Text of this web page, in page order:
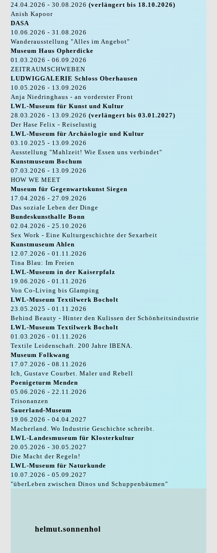
24.04.2026 - 30.08.2026(verlängert bis 18.10.2026)
Anish Kapoor
DASA
10.06.2026 - 31.08.2026
Wanderausstellung "Alles im Angebot"
Museum Haus Opherdicke
01.03.2026 - 06.09.2026
ZEITRAUMSCHWEBEN
LUDWIGGALERIE Schloss Oberhausen
10.05.2026 - 13.09.2026
Anja Niedringhaus - an vorderster Front
LWL-Museum für Kunst und Kultur
28.03.2026 - 13.09.2026(verlängert bis 03.01.2027)
Der Hase Felix - Reiselustig
LWL-Museum für Archäologie und Kultur
03.10.2025 - 13.09.2026
Ausstellung "Mahlzeit! Wie Essen uns verbindet"
Kunstmuseum Bochum
07.03.2026 - 13.09.2026
HOW WE MEET
Museum für Gegenwartskunst Siegen
17.04.2026 - 27.09.2026
Das soziale Leben der Dinge
Bundeskunsthalle Bonn
02.04.2026 - 25.10.2026
Sex Work - Eine Kulturgeschichte der Sexarbeit
Kunstmuseum Ahlen
12.07.2026 - 01.11.2026
Tina Blau: Im Freien
LWL-Museum in der Kaiserpfalz
19.06.2026 - 01.11.2026
Von Co-Living bis Glamping
LWL-Museum Textilwerk Bocholt
23.05.2025 - 01.11.2026
Behind Beauty - Hinter den Kulissen der Schönheitsindustrie
LWL-Museum Textilwerk Bocholt
01.03.2026 - 01.11.2026
Textile Leidenschaft. 200 Jahre IBENA.
Museum Folkwang
17.07.2026 - 08.11.2026
Ich, Gustave Courbet. Maler und Rebell
Poenigeturm Menden
05.06.2026 - 22.11.2026
Trisonanzen
Sauerland-Museum
19.06.2026 - 04.04.2027
Macherland. Wo Industrie Geschichte schreibt.
LWL-Landesmuseum für Klosterkultur
20.05.2026 - 30.05.2027
Die Macht der Regeln!
LWL-Museum für Naturkunde
10.07.2026 - 05.09.2027
"überLeben zwischen Dinos und Schuppenbäumen"
helmut.sonnenhol